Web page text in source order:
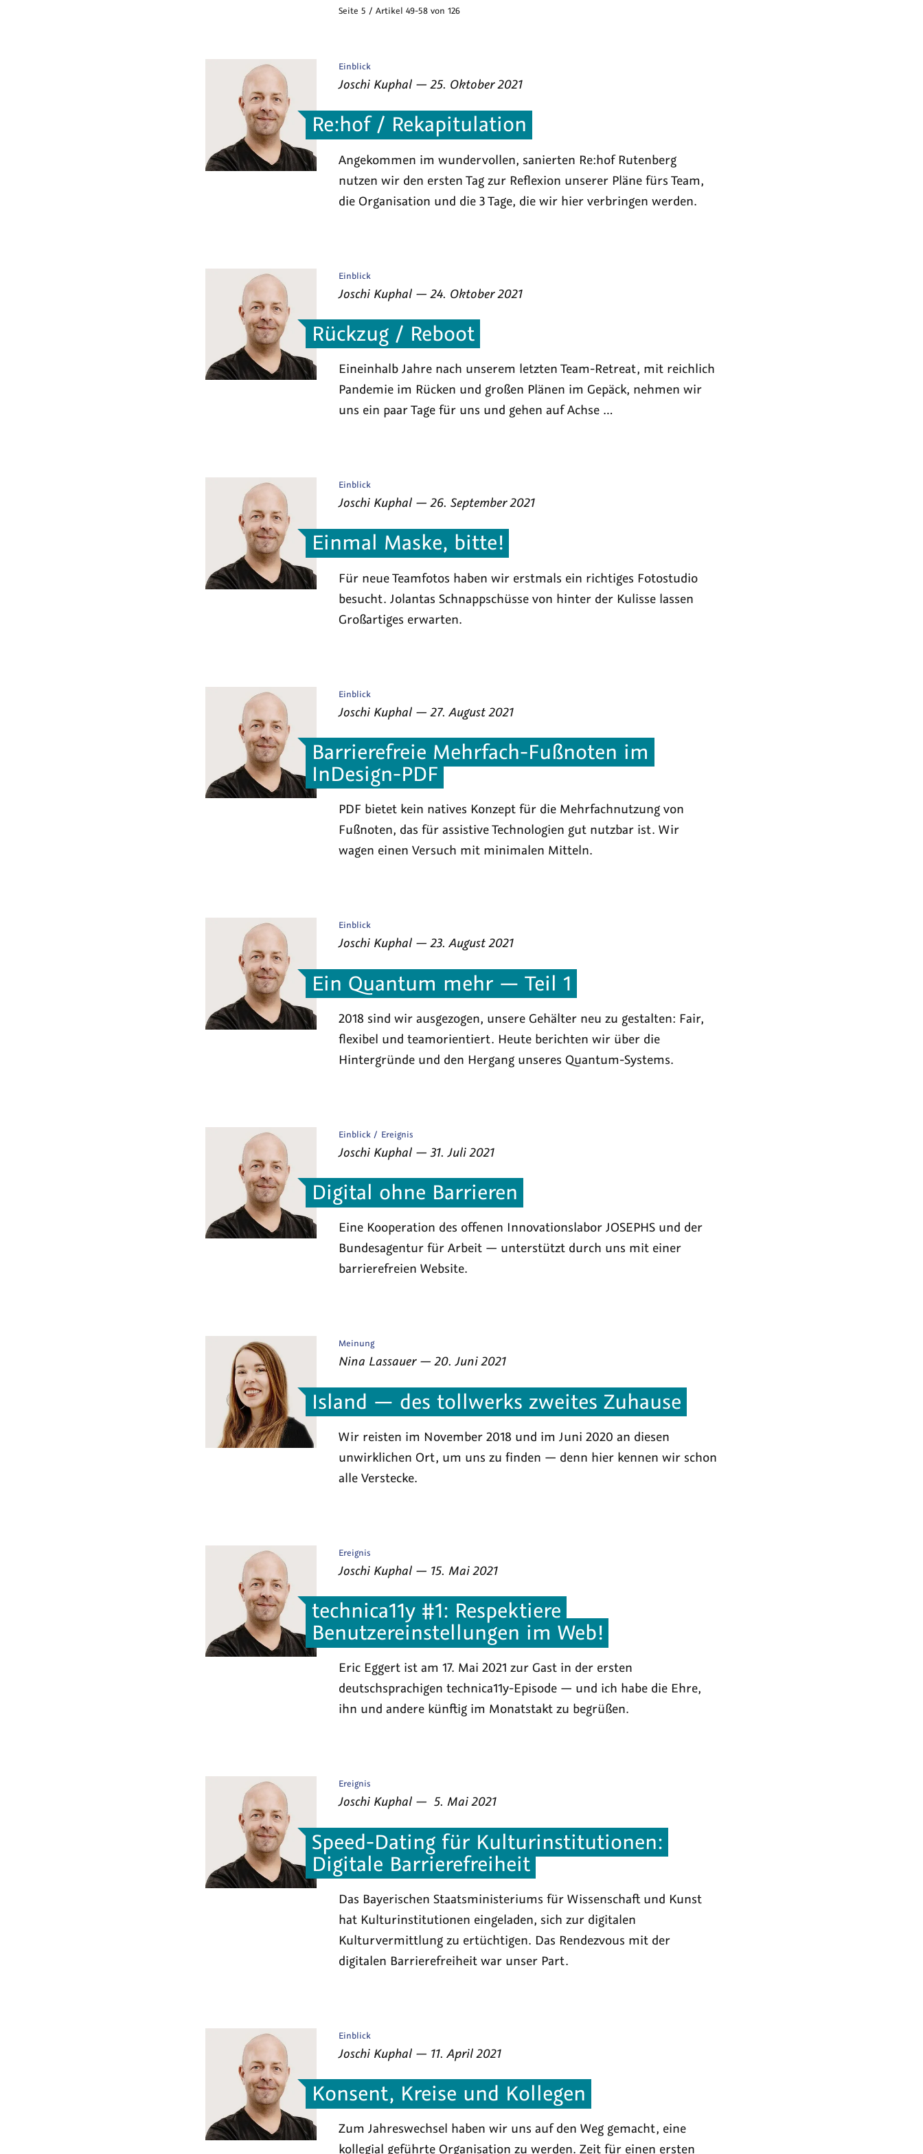
Seite 5 / Artikel 49-58 von 126
Re:hof / Rekapitulation
Angekommen im wundervollen, sanierten Re:hof Rutenberg
nutzen wir den ersten Tag zur Reflexion unserer Pläne fürs Team,
die Organisation und die 3 Tage, die wir hier verbringen werden.
Veröffentlicht
als
Einblick
von
Joschi Kuphal —am
25. Oktober 2021
Rückzug / Reboot
Eineinhalb Jahre nach unserem letzten Team-Retreat, mit reichlich
Pandemie im Rücken und großen Plänen im Gepäck, nehmen wir
uns ein paar Tage für uns und gehen auf Achse …
Veröffentlicht
als
Einblick
von
Joschi Kuphal —am
24. Oktober 2021
Einmal Maske, bitte!
Für neue Teamfotos haben wir erstmals ein richtiges Fotostudio
besucht. Jolantas Schnappschüsse von hinter der Kulisse lassen
Großartiges erwarten.
Veröffentlicht
als
Einblick
von
Joschi Kuphal —am
26. September 2021
Barrierefreie Mehrfach-Fußnoten im
InDesign-PDF
PDF bietet kein natives Konzept für die Mehrfachnutzung von
Fußnoten, das für assistive Technologien gut nutzbar ist. Wir
wagen einen Versuch mit minimalen Mitteln.
Veröffentlicht
als
Einblick
von
Joschi Kuphal —am
27. August 2021
Ein Quantum mehr — Teil 1
2018 sind wir ausgezogen, unsere Gehälter neu zu gestalten: Fair,
flexibel und teamorientiert. Heute berichten wir über die
Hintergründe und den Hergang unseres Quantum-Systems.
Veröffentlicht
als
Einblick
von
Joschi Kuphal —am
23. August 2021
Digital ohne Barrieren
Eine Kooperation des offenen Innovationslabor JOSEPHS und der
Bundesagentur für Arbeit — unterstützt durch uns mit einer
barrierefreien Website.
Veröffentlicht
als
Einblick Ereignis
von
Joschi Kuphal —am
31. Juli 2021
Island — des tollwerks zweites Zuhause
Wir reisten im November 2018 und im Juni 2020 an diesen
unwirklichen Ort, um uns zu finden — denn hier kennen wir schon
alle Verstecke.
Veröffentlicht
als
Meinung
von
Nina Lassauer—am
20. Juni 2021
technica11y #1: Respektiere
Benutzereinstellungen im Web!
Eric Eggert ist am 17. Mai 2021 zur Gast in der ersten
deutschsprachigen technica11y-Episode — und ich habe die Ehre,
ihn und andere künftig im Monatstakt zu begrüßen.
Veröffentlicht
als
Ereignis
von
Joschi Kuphal — am
15. Mai 2021
Speed-Dating für Kulturinstitutionen:
Digitale Barrierefreiheit
Das Bayerischen Staatsministeriums für Wissenschaft und Kunst
hat Kulturinstitutionen eingeladen, sich zur digitalen
Kulturvermittlung zu ertüchtigen. Das Ren­dez­vous mit der
digitalen Barrierefreiheit war unser Part.
Veröffentlicht
als
Ereignis
von
Joschi Kuphal — am
5. Mai 2021
Konsent, Kreise und Kollegen
Zum Jahreswechsel haben wir uns auf den Weg gemacht, eine
kollegial geführte Organisation zu werden. Zeit für einen ersten
Veröffentlicht
als
Einblick
von
Joschi Kuphal — am
11. April 2021